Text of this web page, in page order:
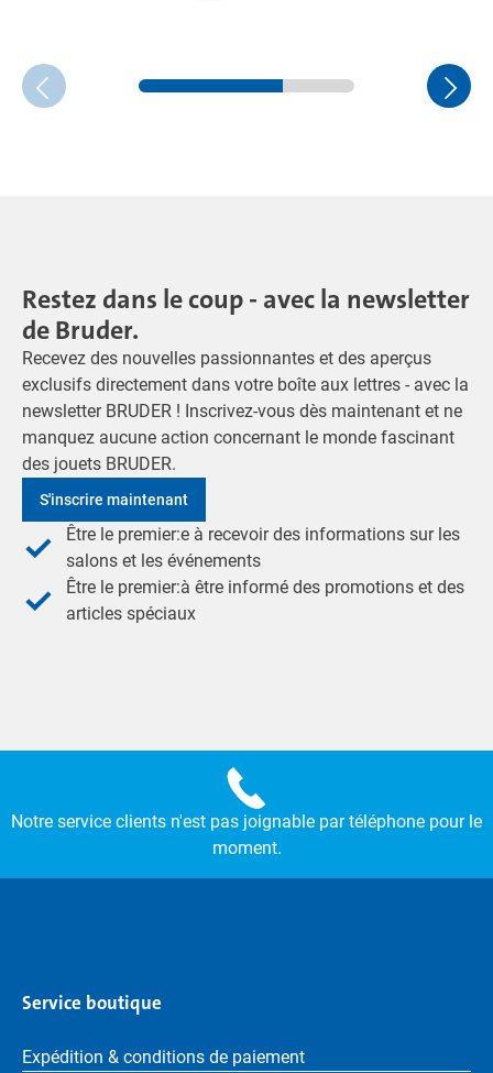
Restez dans le coup - avec la newsletter
de Bruder.
Recevez des nouvelles passionnantes et des aperçus
exclusifs directement dans votre boîte aux lettres - avec la
newsletter BRUDER ! Inscrivez-vous dès maintenant et ne
manquez aucune action concernant le monde fascinant
des jouets BRUDER.
S'inscrire maintenant
Être le premier:e à recevoir des informations sur les
salons et les événements
Être le premier:à être informé des promotions et des
articles spéciaux
Notre service clients n'est pas joignable par téléphone pour le
moment.
Service boutique
Expédition & conditions de paiement